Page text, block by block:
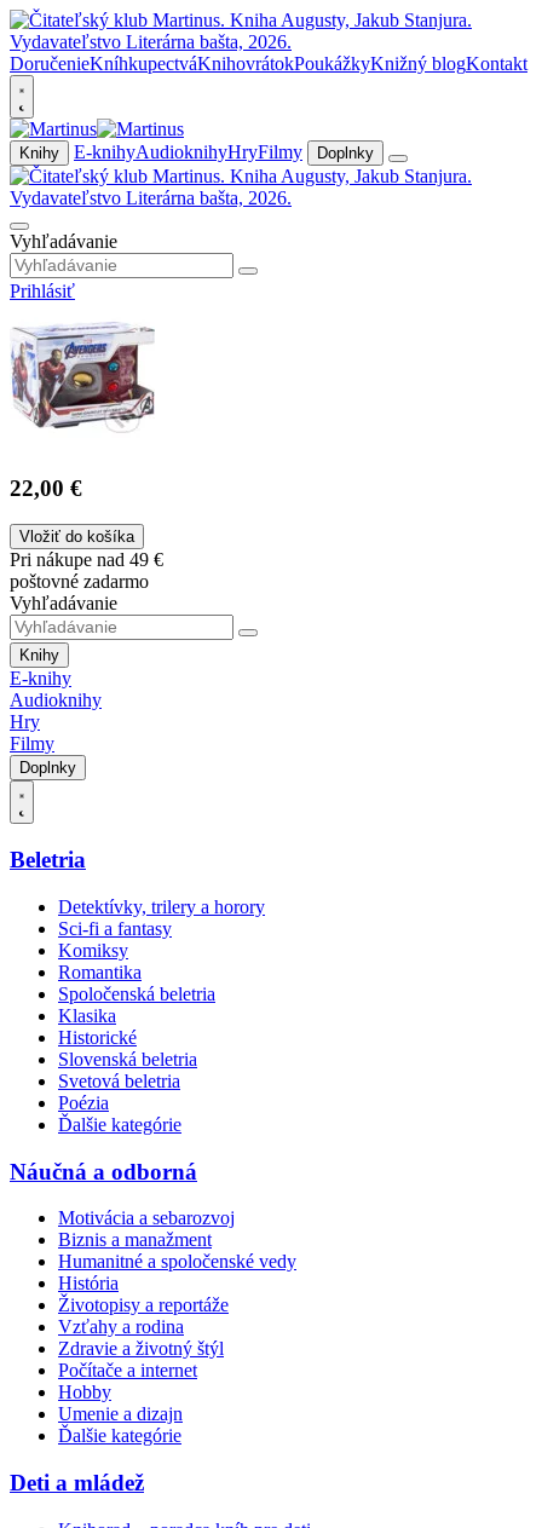
DoručenieKníhkupectváKnihovrátokPoukážkyKnižný blogKontakt
Knihy E-knihyAudioknihyHryFilmy Doplnky
Vyhľadávanie
Prihlásiť
22,00 €
Vložiť do košíka
Pri nákupe nad 49 €
poštovné zadarmo
Vyhľadávanie
Knihy
E-knihy
Audioknihy
Hry
Filmy
Doplnky
Beletria
Detektívky, trilery a horory
Sci-fi a fantasy
Komiksy
Romantika
Spoločenská beletria
Klasika
Historické
Slovenská beletria
Svetová beletria
Poézia
Ďalšie kategórie
Náučná a odborná
Motivácia a sebarozvoj
Biznis a manažment
Humanitné a spoločenské vedy
História
Životopisy a reportáže
Vzťahy a rodina
Zdravie a životný štýl
Počítače a internet
Hobby
Umenie a dizajn
Ďalšie kategórie
Deti a mládež